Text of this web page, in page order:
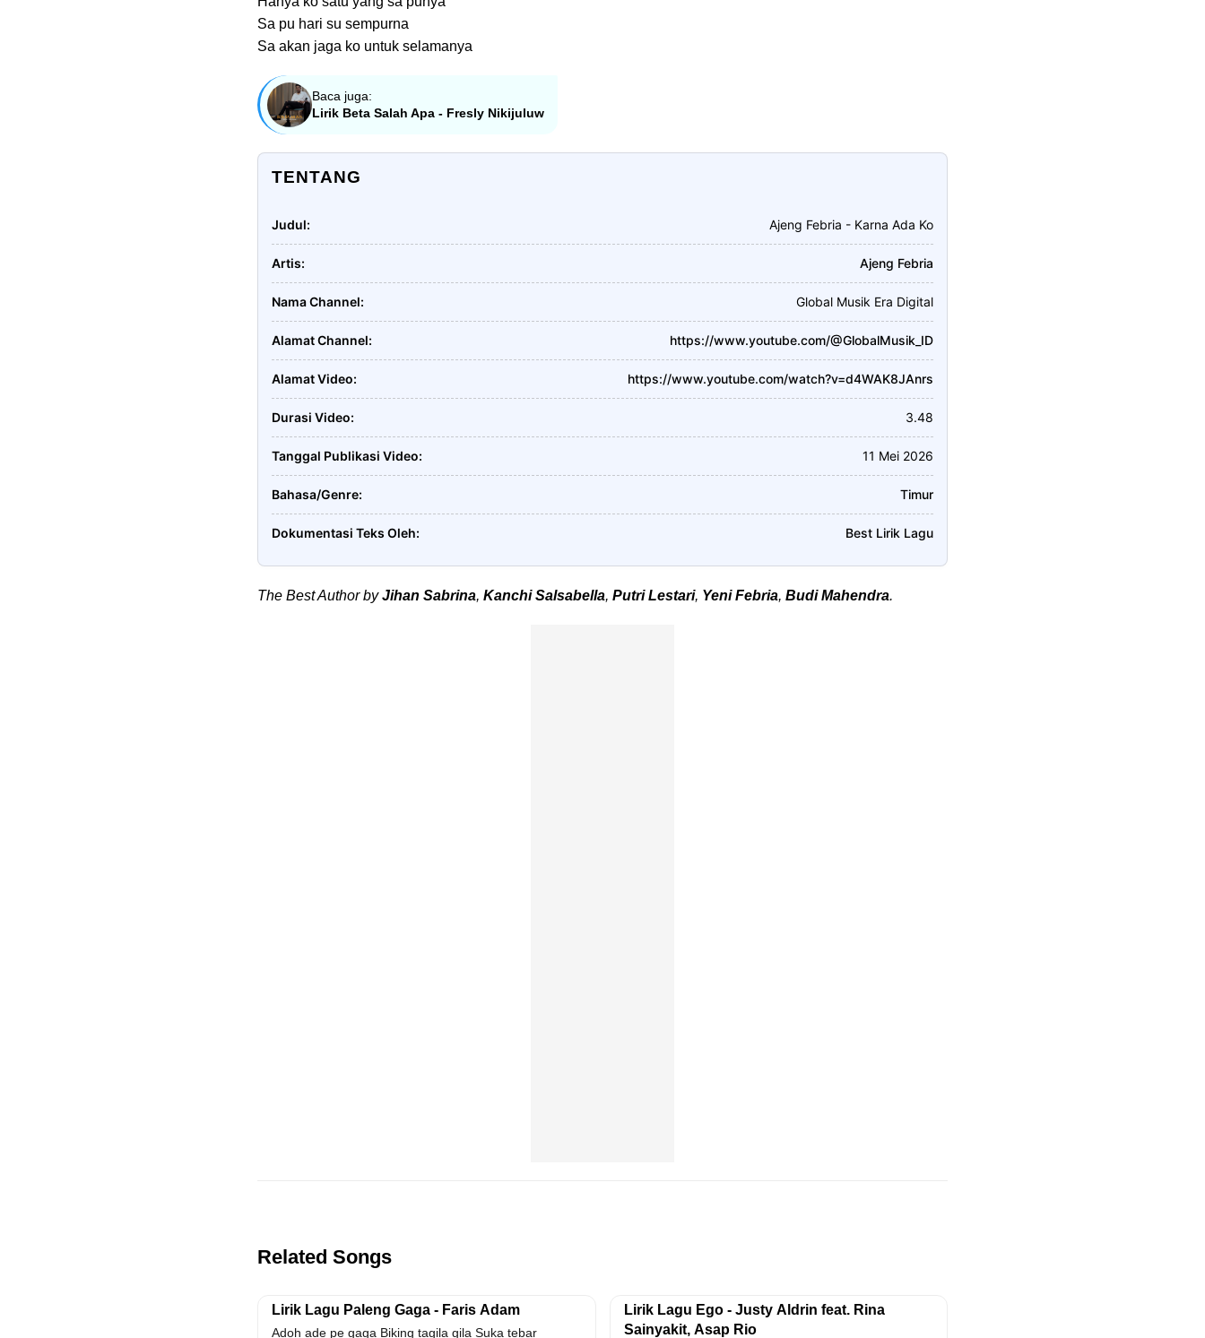
Sa pu hari su sempurna
Sa akan jaga ko untuk selamanya
Baca juga:
Lirik Beta Salah Apa - Fresly Nikijuluw
TENTANG
Judul Ajeng Febria - Karna Ada Ko
Artis Ajeng Febria
Nama Channel Global Musik Era Digital
Alamat Channel https://www.youtube.com/@GlobalMusik_ID
Alamat Video https://www.youtube.com/watch?v=d4WAK8JAnrs
Durasi Video 3.48
Tanggal Publikasi Video 11 Mei 2026
Bahasa/Genre Timur
Dokumentasi Teks Oleh Best Lirik Lagu
The Best Author byJihan Sabrina, Kanchi Salsabella, Putri Lestari, Yeni Febria, Budi Mahendra.
Related Songs
Lirik Lagu Paleng Gaga - Faris Adam
Adoh ade pe gaga Biking tagila gila Suka tebar
Lirik Lagu Ego - Justy Aldrin feat. Rina
Sainyakit, Asap Rio